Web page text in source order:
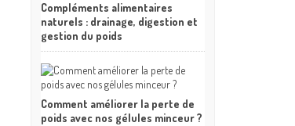
Compléments alimentaires
naturels : drainage, digestion et
gestion du poids
Comment améliorer la perte de
poids avec nos gélules minceur ?